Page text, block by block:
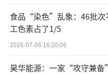
众所周知，作为
无论是否预先准备主
是非即时的。都存
听”的时间差。
食品“染色”乱象：46批次
工色素占了1/5
2026-07-06 16:20:06
昊华能源：一家“攻守兼